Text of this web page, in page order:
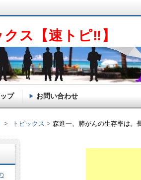
トピックス 森進一、肺がんの生存率は。
ス【速トピ‼】
プ お問い合わせ